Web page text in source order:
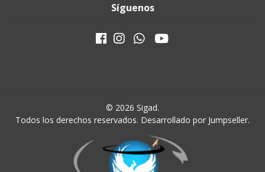
Síguenos
© 2026 Sigad.
Todos los derechos reservados. Desarrollado por Jumpseller.